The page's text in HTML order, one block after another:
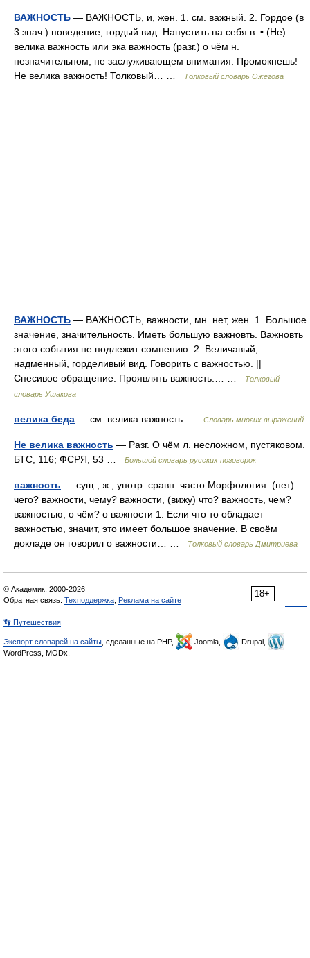
ВАЖНОСТЬ — ВАЖНОСТЬ, и, жен. 1. см. важный. 2. Гордое (в
3 знач.) поведение, гордый вид. Напустить на себя в. • (Не)
велика важность или эка важность (разг.) о чём н.
незначительном, не заслуживающем внимания. Промокнешь!
Не велика важность! Толковый… …
Толковый словарь Ожегова
ВАЖНОСТЬ — ВАЖНОСТЬ, важности, мн. нет, жен. 1. Большое
значение, значительность. Иметь большую важновть. Важновть
этого события не подлежит сомнению. 2. Величавый,
надменный, горделивый вид. Говорить с важностью. ||
Спесивое обращение. Проявлять важность.… …
Толковый
словарь Ушакова
велика беда — см. велика важность … Словарь многих выражений
Не велика важность — Разг. О чём л. несложном, пустяковом.
БТС, 116; ФСРЯ, 53 …
Большой словарь русских поговорок
важность — сущ., ж., употр. сравн. часто Морфология: (нет)
чего? важности, чему? важности, (вижу) что? важность, чем?
важностью, о чём? о важности 1. Если что то обладает
важностью, значит, это имеет большое значение. В своём
докладе он говорил о важности… …
Толковый словарь Дмитриева
18+
© Академик, 2000-2026
Обратная связь: Техподдержка Реклама на сайте
👣 Путешествия
Экспорт словарей на сайты , сделанные на PHP, Joomla,
Drupal,
WordPress, MODx.